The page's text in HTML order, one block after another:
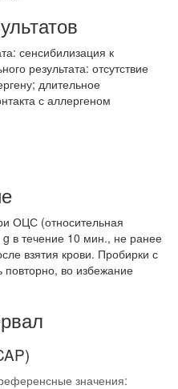
сенсибилизация к
результата: отсутствие
длительное
с аллергеном
ОЦС (относительная
в течение 10 мин., не ранее
взятия крови. Пробирки с
повторно, во избежание
значения: